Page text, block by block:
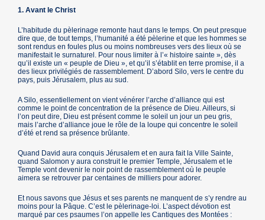
1. Avant le Christ
L’habitude du pèlerinage remonte haut dans le temps. On peut presque
dire que, de tout temps, l’humanité a été pèlerine et que les hommes se
sont rendus en foules plus ou moins nombreuses vers des lieux où se
manifestait le surnaturel. Pour nous limiter à l’« histoire sainte », dès
qu’il existe un « peuple de Dieu », et qu’il s’établit en terre promise, il a
des lieux privilégiés de rassemblement. D’abord Silo, vers le centre du
pays, puis Jérusalem, plus au sud.
A Silo, essentiellement on vient vénérer l’arche d’alliance qui est
comme le point de concentration de la présence de Dieu. Ailleurs, si
l’on peut dire, Dieu est présent comme le soleil un jour un peu gris,
mais l’arche d’alliance joue le rôle de la loupe qui concentre le soleil
d’été et rend sa présence brûlante.
Quand David aura conquis Jérusalem et en aura fait la Ville Sainte,
quand Salomon y aura construit le premier Temple, Jérusalem et le
Temple vont devenir le noir point de rassemblement où le peuple
aimera se retrouver par centaines de milliers pour adorer.
Et nous savons que Jésus et ses parents ne manquent de s’y rendre au
moins pour la Pâque. C’est le pèlerinage-loi. L’aspect dévotion est
marqué par ces psaumes l’on appelle les Cantiques des Montées :